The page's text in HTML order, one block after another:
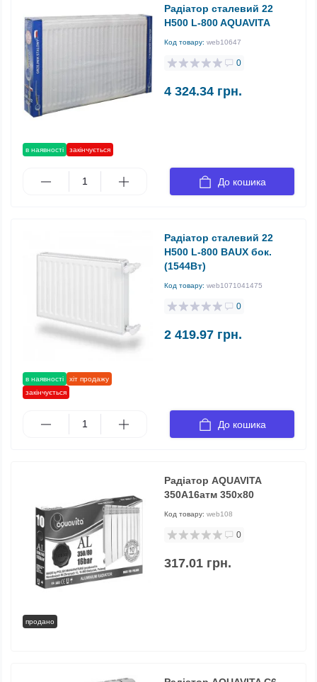
в наявності закінчується
Радіатор сталевий 22
H500 L-800 AQUAVITA
Код товару: web10647
0
4 324.34 грн.
До кошика
в наявності
хіт продажу
закінчується
Радіатор сталевий 22
H500 L-800 BAUX бок.
(1544Вт)
Код товару: web1071041475
0
2 419.97 грн.
До кошика
продано
Радіатор AQUAVITA
350А16атм 350х80
Код товару: web108
0
317.01 грн.